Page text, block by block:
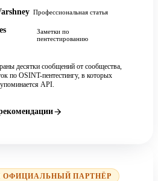
Профессиональная статья
Заметки по
пентестированию
десятки сообщений от сообщества,
по OSINT-пентестингу, в которых
упоминается API.
ОФИЦИАЛЬНЫЙ ПАРТНЁР